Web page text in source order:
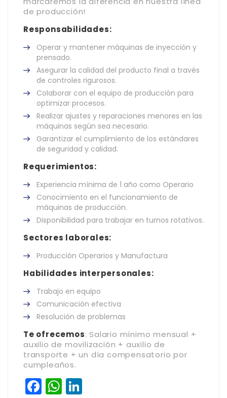
de producción!
Responsabilidades:
Operar y mantener máquinas de inyección y
prensado.
Asegurar la calidad del producto final a través
de controles rigurosos.
Colaborar con el equipo de producción para
optimizar procesos.
Realizar ajustes y reparaciones menores en las
máquinas según sea necesario.
Garantizar el cumplimiento de los estándares
de seguridad y calidad.
Requerimientos:
Experiencia mínima de 1 año como Operario
Conocimiento en el funcionamiento de
máquinas de producción.
Disponibilidad para trabajar en turnos rotativos.
Sectores laborales:
Producción Operarios y Manufactura
Habilidades interpersonales:
Trabajo en equipo
Comunicación efectiva
Resolución de problemas
Te ofrecemos: Salario mínimo mensual +
auxilio de movilización + auxilio de
transporte + un día compensatorio por
cumpleaños.
Facebook
WhatsApp